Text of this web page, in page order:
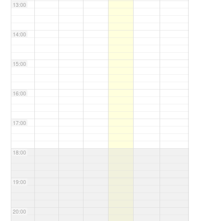
13:00
14:00
15:00
16:00
17:00
18:00
19:00
20:00